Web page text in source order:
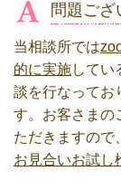
問題ござ
当相談所では
的に実施してい
談を行なってお
す。お客さまの
ただきますので
お見合いお試し